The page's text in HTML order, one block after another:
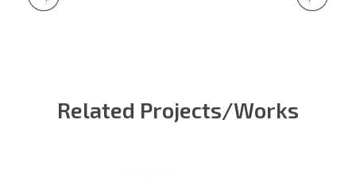
Related Projects/Works